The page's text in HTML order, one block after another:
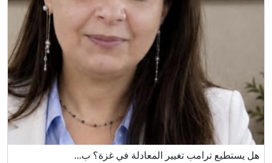
هل يستطيع ترامب تغيير المعادلة في غزة؟ ب...